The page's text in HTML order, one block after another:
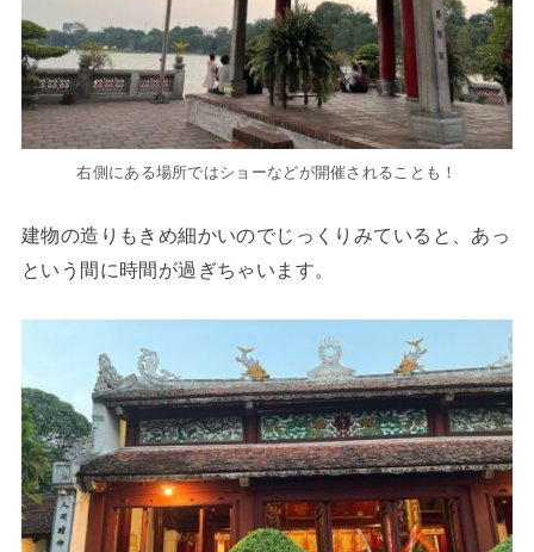
右側にある場所ではショーなどが開催されることも！
建物の造りもきめ細かいのでじっくりみていると、あっ
という間に時間が過ぎちゃいます。